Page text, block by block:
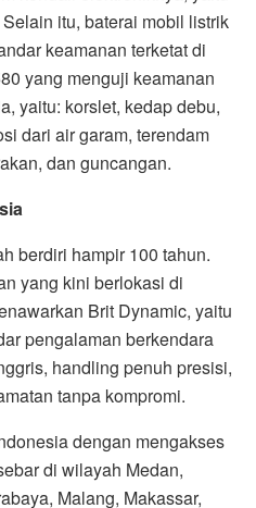
berdiri hampir 100 tahun.
yang kini berlokasi di
Brit Dynamic, yaitu
pengalaman berkendara
handling penuh presisi,
tanpa kompromi.
dengan mengakses
di wilayah Medan,
Malang, Makassar,
kota besar lainnya di
MG Motor Indonesia,